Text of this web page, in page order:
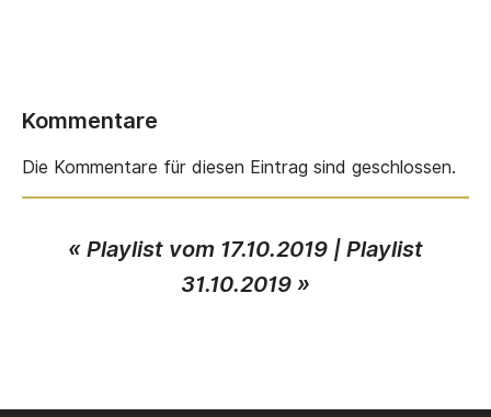
Kommentare
Die Kommentare für diesen Eintrag sind geschlossen.
« Playlist vom 17.10.2019 | Playlist
31.10.2019 »